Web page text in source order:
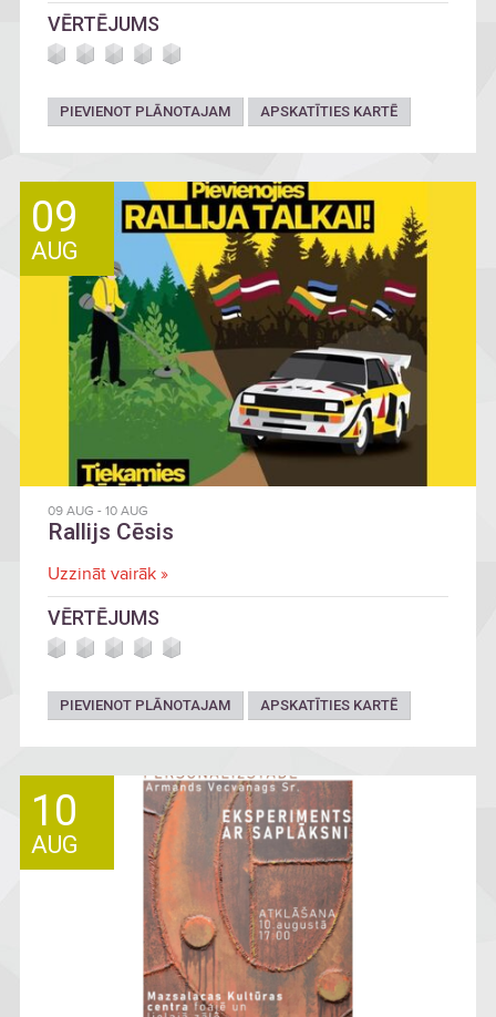
otrajā daļā labvēlīgos laikapstākļos iecerēta sikspārņu
vērošanas pastaiga dabā.
VĒRTĒJUMS
PIEVIENOT PLĀNOTAJAM APSKATĪTIES KARTĒ
09
AUG
09 AUG - 10 AUG
Rallijs Cēsis
Uzzināt vairāk »
VĒRTĒJUMS
PIEVIENOT PLĀNOTAJAM APSKATĪTIES KARTĒ
10
AUG